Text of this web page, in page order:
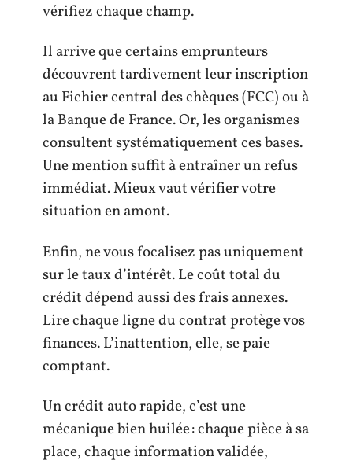
vérifiez chaque champ.
Il arrive que certains emprunteurs
découvrent tardivement leur inscription
au Fichier central des chèques (FCC) ou à
la Banque de France. Or, les organismes
consultent systématiquement ces bases.
Une mention suffit à entraîner un refus
immédiat. Mieux vaut vérifier votre
situation en amont.
Enfin, ne vous focalisez pas uniquement
sur le taux d’intérêt. Le coût total du
crédit dépend aussi des frais annexes.
Lire chaque ligne du contrat protège vos
finances. L’inattention, elle, se paie
comptant.
Un crédit auto rapide, c’est une
mécanique bien huilée : chaque pièce à sa
place, chaque information validée,